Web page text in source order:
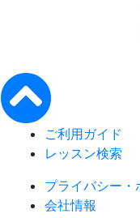
ご利用ガイド
レッスン検索
プライバシー・
会社情報